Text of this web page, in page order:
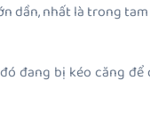
dần, nhất là trong
đang bị kéo căng để